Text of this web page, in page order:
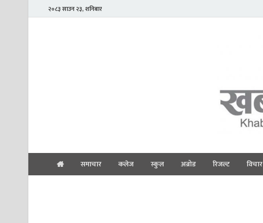
२०८३ साउन २३, शनिबार
समाचार कलेज स्कुल अब्रोड रिजल्ट विचार